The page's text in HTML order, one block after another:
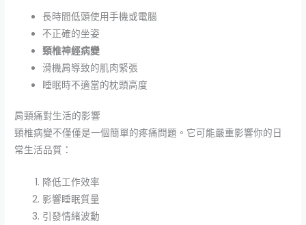
長時間低頭使用手機或電腦
不正確的坐姿
頸椎神經病變
滑機肩導致的肌肉緊張
睡眠時不適當的枕頭高度
肩頸痛對生活的影響
頸椎病變不僅僅是一個簡單的疼痛問題。它可能嚴重影響你的日
常生活品質：
降低工作效率
影響睡眠質量
引發情緒波動